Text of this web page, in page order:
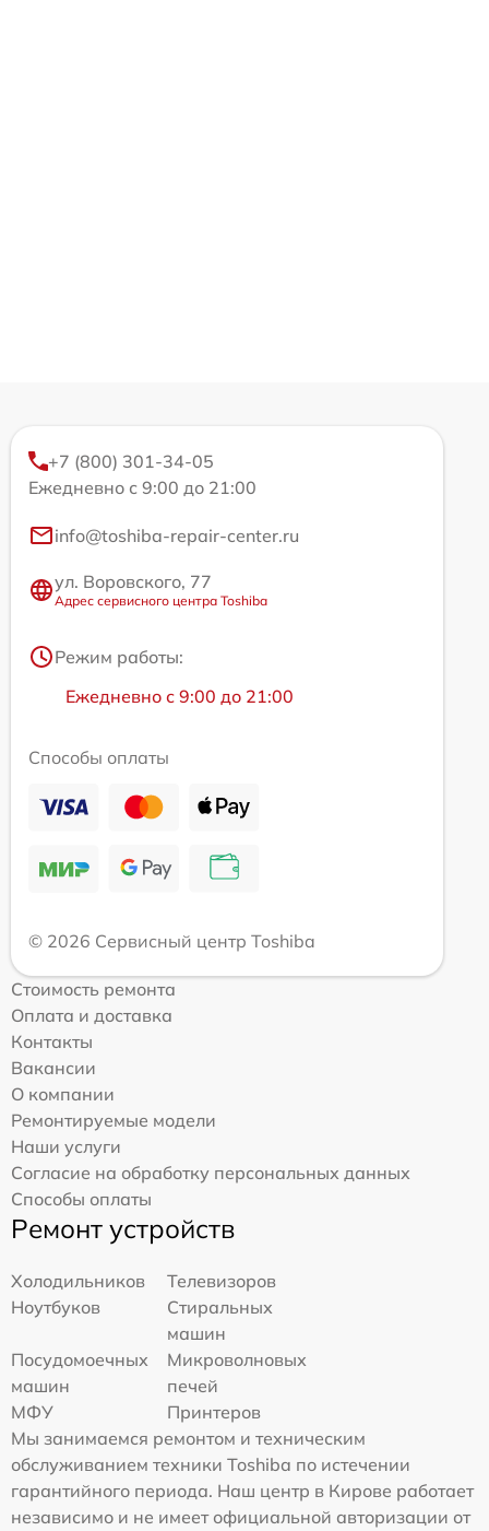
+7 (800) 301-34-05
Ежедневно с 9:00 до 21:00
info@toshiba-repair-center.ru
ул. Воровского, 77
Адрес сервисного центра Toshiba
Режим работы:
Ежедневно с 9:00 до 21:00
Способы оплаты
© 2026 Сервисный центр Toshiba
Стоимость ремонта
Оплата и доставка
Контакты
Вакансии
О компании
Ремонтируемые модели
Наши услуги
Согласие на обработку персональных данных
Способы оплаты
Ремонт устройств
Холодильников
Телевизоров
Ноутбуков
Стиральных
машин
Посудомоечных
машин
Микроволновых
печей
МФУ
Принтеров
Мы занимаемся ремонтом и техническим
обслуживанием техники Toshiba по истечении
гарантийного периода. Наш центр в Кирове работает
независимо и не имеет официальной авторизации от